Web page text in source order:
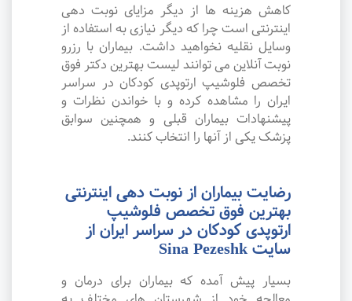
کاهش هزینه ها از دیگر مزایای نوبت دهی
اینترنتی است چرا که دیگر نیازی به استفاده از
وسایل نقلیه نخواهید داشت. بیماران با رزرو
نوبت آنلاین می توانند لیست بهترین دکتر فوق
تخصص فلوشیپ ارتوپدی کودکان در سراسر
ایران را مشاهده کرده و با خواندن نظرات و
پیشنهادات بیماران قبلی و همچنین سوابق
پزشک یکی از آنها را انتخاب کنند.
رضایت بیماران از نوبت دهی اینترنتی
بهترین فوق تخصص فلوشیپ
ارتوپدی کودکان در سراسر ایران از
سایت Sina Pezeshk
بسیار پیش آمده که بیماران برای درمان و